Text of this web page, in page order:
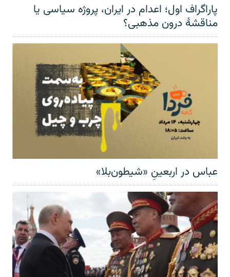
پاراگراف اول؛ اعدام در ایران، پروژه سیاسی یا
مناقشهٔ درون مذهبی؟
عباس در اربعینِ «شیطون‌بلا»